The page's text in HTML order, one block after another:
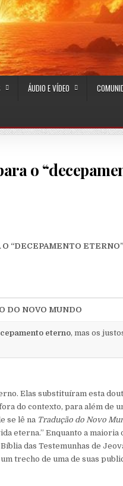
ÁUDIO E VÍDEO
o
O “DECEPAMENTO
DO NOVO MUNDO
eterno, mas os
Elas substituíram esta
do contexto, para além de
se lê na Tradução do Novo
eterna.” Enquanto a maioria
das Testemunhas de
trecho de uma de suas